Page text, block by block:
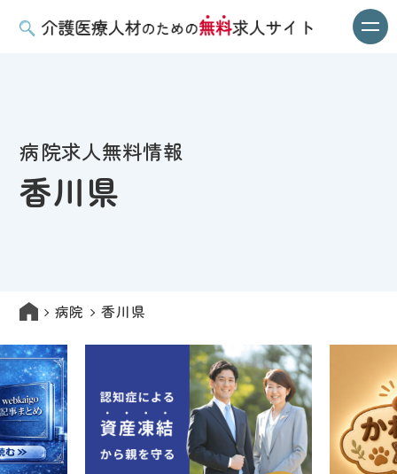
病院求人無料情報
香川県
病院 香川県